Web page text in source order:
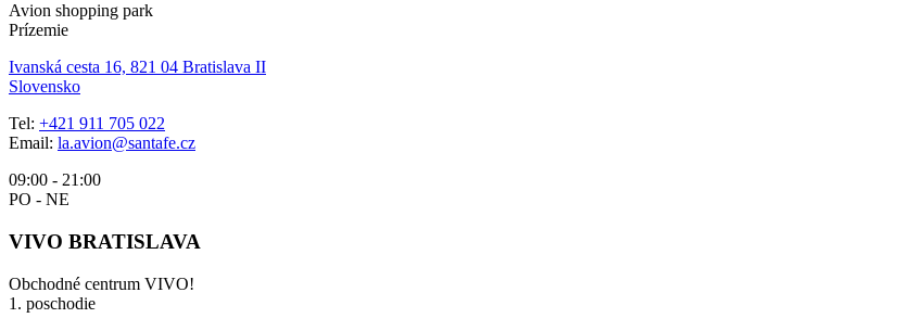
Avion shopping park
Prízemie
Ivanská cesta 16, 821 04 Bratislava II
Slovensko
Tel: +421 911 705 022
Email: la.avion@santafe.cz
09:00 - 21:00
PO - NE
VIVO BRATISLAVA
Obchodné centrum VIVO!
1. poschodie